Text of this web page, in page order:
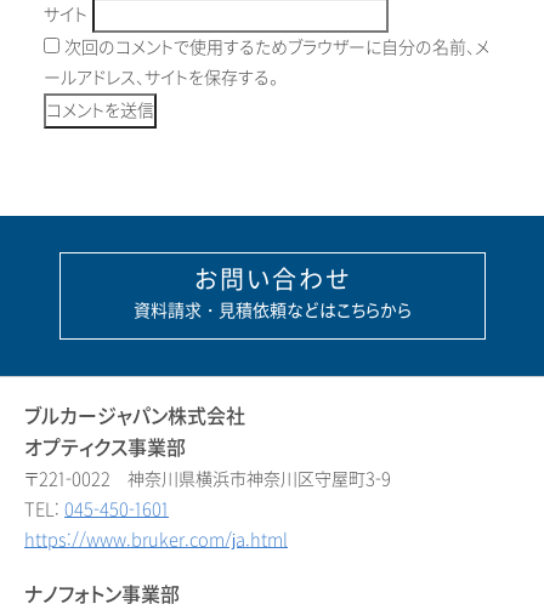
サイト
次回のコメントで使用するためブラウザーに自分の名前、メ
ールアドレス、サイトを保存する。
お問い合わせ
資料請求・見積依頼などはこちらから
ブルカージャパン株式会社
オプティクス事業部
〒221-0022 神奈川県横浜市神奈川区守屋町3-9
TEL: 045-450-1601
https://www.bruker.com/ja.html
ナノフォトン事業部